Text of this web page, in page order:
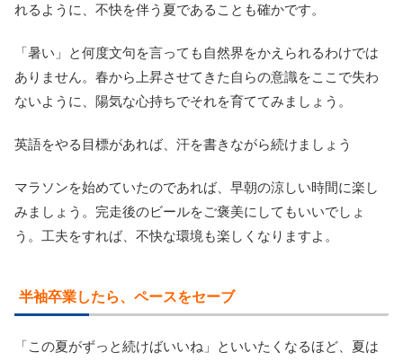
れるように、不快を伴う夏であることも確かです。
「暑い」と何度文句を言っても自然界をかえられるわけでは
ありません。春から上昇させてきた自らの意識をここで失わ
ないように、陽気な心持ちでそれを育ててみましょう。
英語をやる目標があれば、汗を書きながら続けましょう
マラソンを始めていたのであれば、早朝の涼しい時間に楽し
みましょう。完走後のビールをご褒美にしてもいいでしょ
う。工夫をすれば、不快な環境も楽しくなりますよ。
半袖卒業したら、ペースをセーブ
「この夏がずっと続けばいいね」といいたくなるほど、夏は